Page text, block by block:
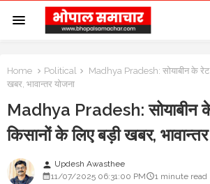
Home Political
Madhya Pradesh: सोयाबीन के रेट
खबर, भावान्तर योजना
Madhya Pradesh: सोयाबीन के
किसानों के लिए बड़ी खबर,
person Updesh Awasthee
11/07/2025 06:31:00 PM
1 minute read